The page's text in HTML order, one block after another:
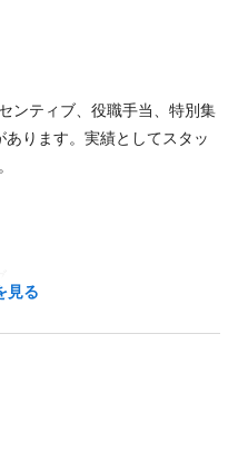
ンティブ、役職手当、特別集
ります。実績としてスタッ
インセンティブ5万＋成約イ
見る